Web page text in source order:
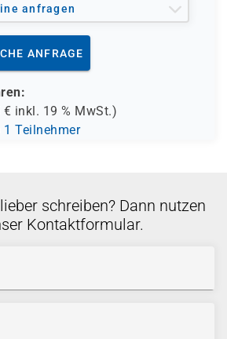
anfragen
ANFRAGE
€ inkl. 19 % MwSt.)
Teilnehmer
schreiben? Dann nutzen
Kontaktformular.